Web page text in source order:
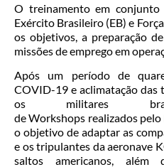
O treinamento em conjunto
Exército Brasileiro (EB) e
os objetivos, a preparação
missões de emprego em
Após um período de
COVID-19 e aclimatação das
os militares
de Workshops realizados
o objetivo de adaptar as
e os tripulantes da aeronave
saltos americanos,